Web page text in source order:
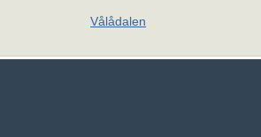
Vålådalen